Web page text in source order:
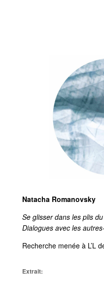
Natacha Romanovsky
Se glisser dans les plis
Dialogues avec les autres-
Recherche menée à L’L
Extrait: